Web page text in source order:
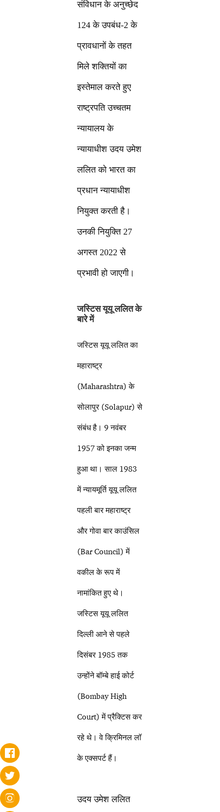
संविधान के अनुच्छेद
124 के उपबंध-2 के
प्रावधानों के तहत
मिले शक्तियों का
इस्तेमाल करते हुए
राष्ट्रपति उच्चतम
न्यायालय के
न्यायाधीश उदय उमेश
ललित को भारत का
प्रधान न्यायाधीश
नियुक्त करती है।
उनकी नियुक्ति 27
अगस्त 2022 से
प्रभावी हो जाएगी।
जस्टिस यूयू ललित के
बारे में
जस्टिस यूयू ललित का
महाराष्ट्र
(Maharashtra) के
सोलापुर (Solapur) से
संबंध है। 9 नवंबर
1957 को इनका जन्म
हुआ था। साल 1983
में न्यायमूर्ति यूयू ललित
पहली बार महाराष्ट्र
और गोवा बार काउंसिल
(Bar Council) में
वकील के रूप में
नामांकित हुए थे।
जस्टिस यूयू ललित
दिल्ली आने से पहले
दिसंबर 1985 तक
उन्होंने बॉम्बे हाई कोर्ट
(Bombay High
Court) में प्रैक्टिस कर
रहे थे। वे क्रिमिनल लॉ
के एक्सपर्ट हैं।
उदय उमेश ललित